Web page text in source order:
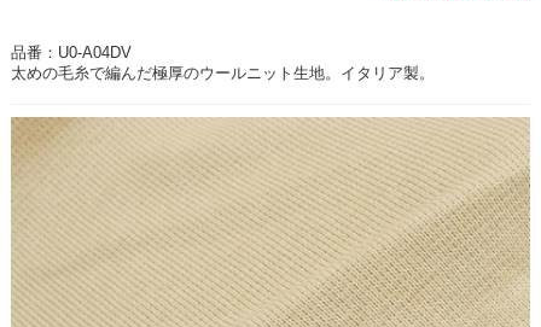
品番：U0-A04DV
太めの毛糸で編んだ極厚のウールニット生地。イタリア製。